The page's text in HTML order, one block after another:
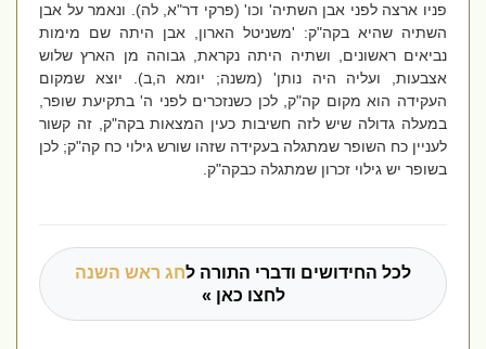
פניו ארצה לפני אבן השתיה' וכו' (פרקי דר"א, לה). ונאמר על אבן
השתיה שהיא בקה"ק: 'משניטל הארון, אבן היתה שם מימות
נביאים ראשונים, ושתיה היתה נקראת, גבוהה מן הארץ שלוש
אצבעות, ועליה היה נותן' (משנה; יומא ה,ב). יוצא שמקום
העקידה הוא מקום קה"ק, לכן כשנזכרים לפני ה' בתקיעת שופר,
במעלה גדולה שיש לזה חשיבות כעין המצאות בקה"ק, זה קשור
לעניין כח השופר שמתגלה בעקידה שזהו שורש גילוי כח קה"ק; לכן
בשופר יש גילוי זכרון שמתגלה כבקה"ק.
לכל החידושים ודברי התורה לחג ראש השנה
לחצו כאן »